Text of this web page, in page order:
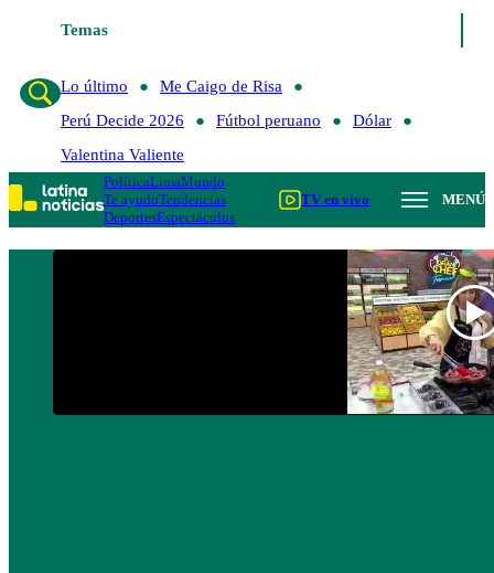
Temas
Lo último
Me Caigo de Risa
Perú Decide 2026
Fútbol peruano
Dólar
Valentina Valiente
PolíticaLimaMundo
Te ayudoTendencias
DeportesEspectáculos
TV en vivo MENÚ